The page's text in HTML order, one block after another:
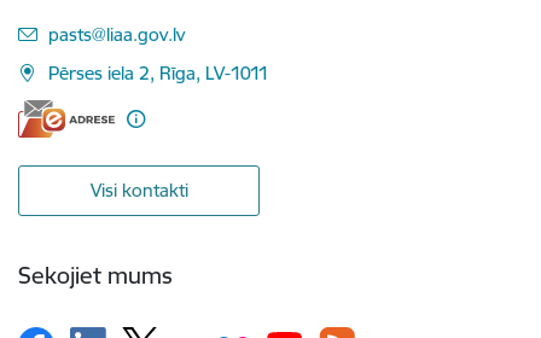
E-pasts:
pasts@liaa.gov.lv
Pērses iela 2, Rīga, LV-1011
Visi kontakti
Sekojiet mums